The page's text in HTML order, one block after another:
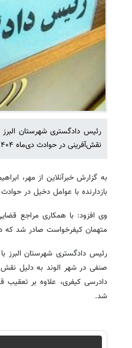
رئیس دادگستری شهرستان
نقش‌آفرینی در حوادث دی‌ماه ۱۴۰۴ خبر داد .
به گزارش خبرآنلاین از مهر،
بازدارنده با عوامل دخیل در حوادث دی‌ماه ۱۴۰۴ به صورت ویژه در دستور کار دستگاه
وی افزود: با همکاری مراجع
متهمان کیفرخواست صادر شد که
رئیس دادگستری شهرستان البرز
دادرسی کیفری، علاوه بر
شد.